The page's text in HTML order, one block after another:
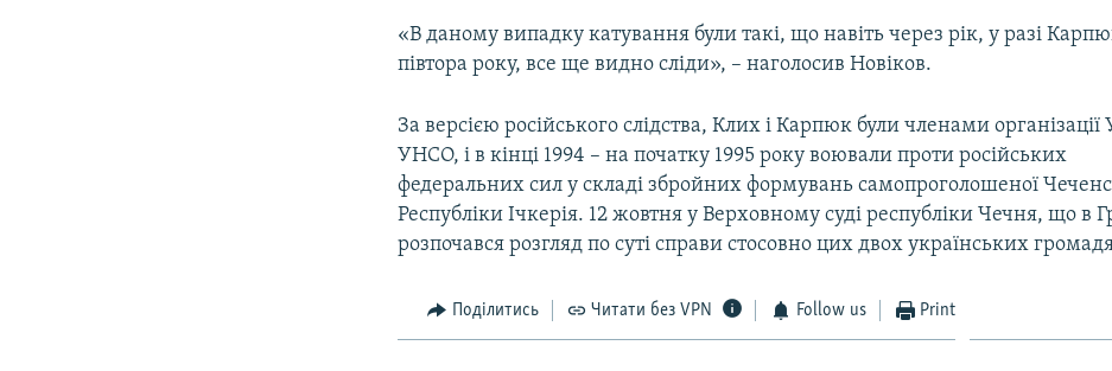
«В даному випадку катування були такі, що навіть через рік, у разі
півтора року, все ще видно сліди», – наголосив Новіков.
За версією російського слідства, Клих і Карпюк були членами
УНСО, і в кінці 1994 – на початку 1995 року воювали проти російських
федеральних сил у складі збройних формувань самопроголошеної
Республіки Ічкерія. 12 жовтня у Верховному суді республіки Чечня, що в
розпочався розгляд по суті справи стосовно цих двох українських
Поділитись Читати без VPN Follow us Print